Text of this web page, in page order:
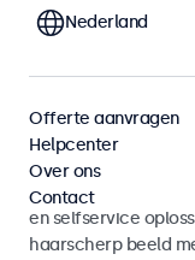
Monitoren en
selfservice
Monitoren en
en selfservice
haarscherp beeld
Nederland
Offerte aanvragen
Helpcenter
Over ons
Contact